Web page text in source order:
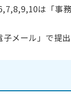
は「事務
ール」で提出